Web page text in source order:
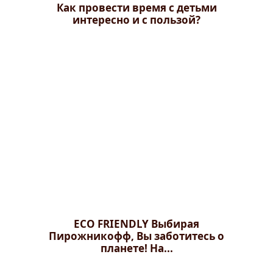
Как провести время с детьми
интересно и с пользой?
ECO FRIENDLY Выбирая
Пирожникофф, Вы заботитесь о
планете! На...